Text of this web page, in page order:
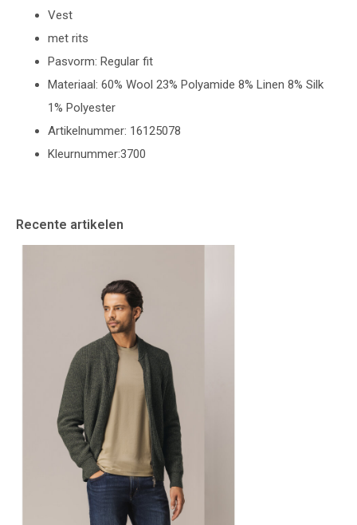
Vest
met rits
Pasvorm: Regular fit
Materiaal: 60% Wool 23% Polyamide 8% Linen 8% Silk
1% Polyester
Artikelnummer: 16125078
Kleurnummer:3700
Recente artikelen